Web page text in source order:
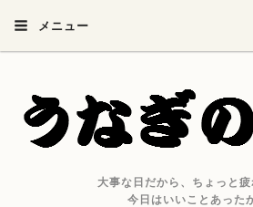
メニュー
大事な日だから、ちょっと疲
今日はいいことあった